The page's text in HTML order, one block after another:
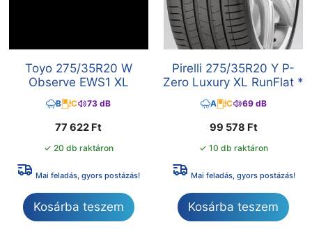
Toyo 275/35R20 W
Observe EWS1 XL
B C 73 dB
77 622 Ft
✓ 20 db raktáron
Mai feladás, gyors postázás!
Kosárba teszem
Pirelli 275/35R20 Y P-
Zero Luxury XL RunFlat *
A C 69 dB
99 578 Ft
✓ 10 db raktáron
Mai feladás, gyors postázás!
Kosárba teszem